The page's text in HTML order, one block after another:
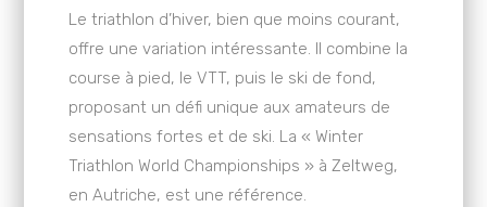
Le triathlon d’hiver, bien que moins courant,
offre une variation intéressante. Il combine la
course à pied, le VTT, puis le ski de fond,
proposant un défi unique aux amateurs de
sensations fortes et de ski. La « Winter
Triathlon World Championships » à Zeltweg,
en Autriche, est une référence.